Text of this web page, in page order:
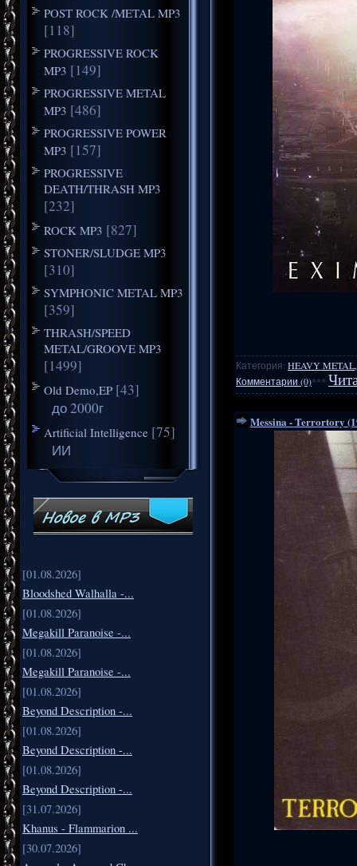
POST ROCK /METAL MP3
[118]
PROGRESSIVE ROCK
MP3 [149]
PROGRESSIVE METAL
MP3 [486]
PROGRESSIVE POWER
MP3 [157]
PROGRESSIVE
DEATH/THRASH MP3
[232]
ROCK MP3 [827]
STONER/SLUDGE MP3
[310]
SYMPHONIC METAL MP3
[359]
THRASH/SPEED
METAL/GROOVE MP3
[1499]
Old Demo,EP [43]
до 2000г
Artificial Intelligence [75]
ИИ
[01.08.2026]
Bloodshed Walhalla -...
[01.08.2026]
Megakill Paranoise -...
[01.08.2026]
Megakill Paranoise -...
[01.08.2026]
Beyond Description -...
[01.08.2026]
Beyond Description -...
[01.08.2026]
Beyond Description -...
[31.07.2026]
Khanus - Flammarion ...
[30.07.2026]
Категория: HEAVY
Комментарии (0)***
Messina - Terrortory